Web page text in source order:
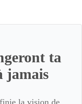
ta
jamais